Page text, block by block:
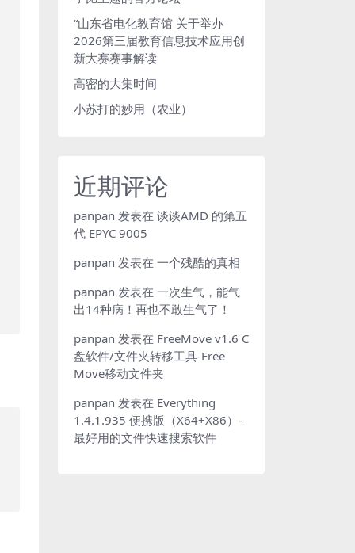
“山东省电化教育馆 关于举办
2026第三届教育信息技术应用创
新大赛赛事解读
高密的大集时间
小苏打的妙用（农业）
近期评论
panpan 发表在 谈谈AMD 的第五
代 EPYC 9005
panpan 发表在 一个残酷的真相
panpan 发表在 一次生气，能气
出14种病！再也不敢生气了！
panpan 发表在 FreeMove v1.6 C
盘软件/文件夹转移工具-Free
Move移动文件夹
panpan 发表在 Everything
1.4.1.935 便携版（X64+X86）-
最好用的文件快速搜索软件